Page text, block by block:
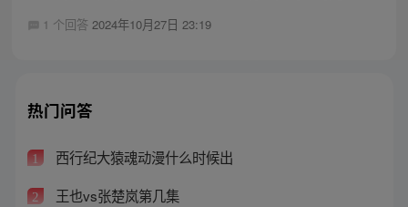
1 个回答 2024年10月27日 23:19
热门问答
1 西行纪大猿魂动漫什么时候出
2 王也vs张楚岚第几集